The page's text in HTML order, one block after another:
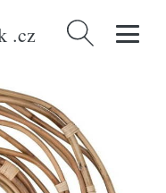
.cz Vyhledávání
Dutchbone Kubu